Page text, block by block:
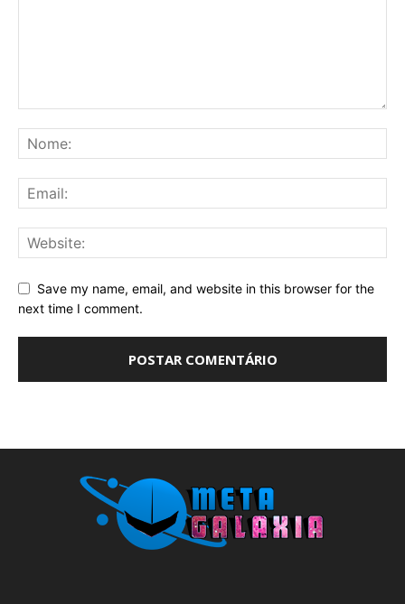
Save my name, email, and website in this browser for the
next time I comment.